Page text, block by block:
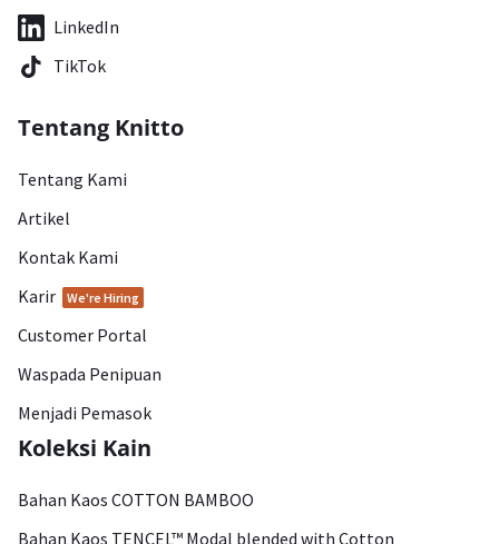
LinkedIn
TikTok
Tentang Knitto
Tentang Kami
Artikel
Kontak Kami
Karir
We're Hiring
Customer Portal
Waspada Penipuan
Menjadi Pemasok
Koleksi Kain
Bahan Kaos COTTON BAMBOO
Bahan Kaos TENCEL™ Modal blended with Cotton